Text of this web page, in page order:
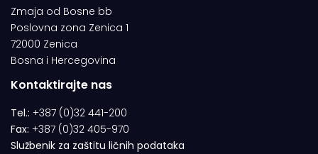
Zmaja od Bosne bb
Poslovna zona Zenica 1
72000 Zenica
Bosna i Hercegovina
Kontaktirajte nas
Tel.: +387 (0)32 441-200
Fax: +387 (0)32 405-970
Službenik za zaštitu ličnih podataka